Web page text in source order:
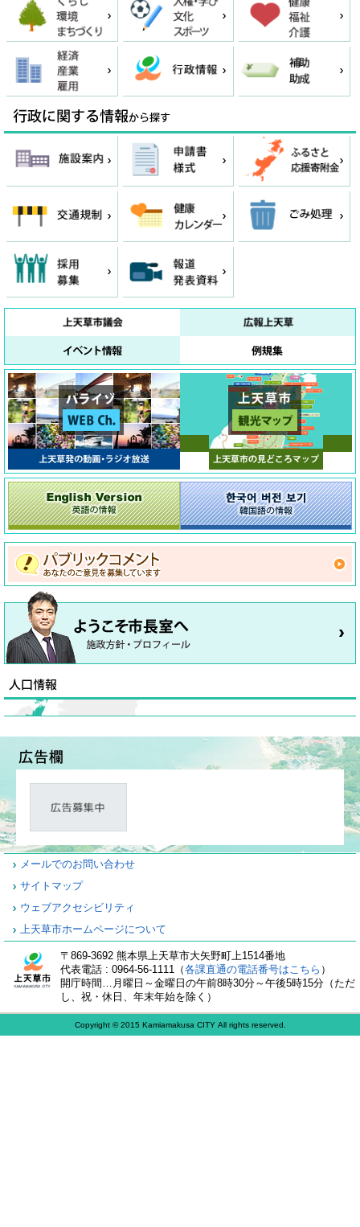
メールでのお問い合わせ
サイトマップ
ウェブアクセシビリティ
上天草市ホームページについて
〒869-3692 熊本県上天草市大矢野町上1514番地
代表電話 : 0964-56-1111（各課直通の電話番号はこちら ）
開庁時間…月曜日～金曜日の午前8時30分～午後5時15分（ただ
し、祝・休日、年末年始を除く）
Copyright © 2015 Kamiamakusa CITY All rights reserved.